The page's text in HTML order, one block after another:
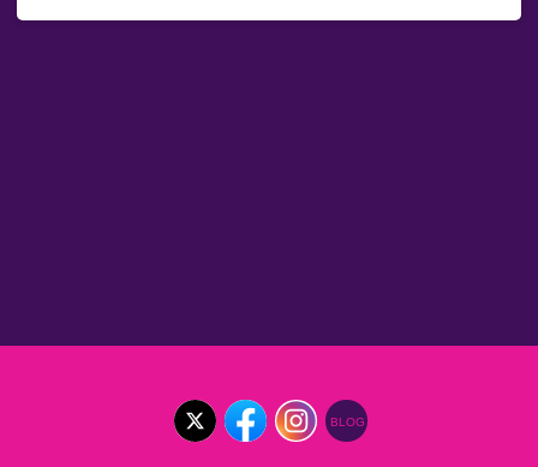
BLOG